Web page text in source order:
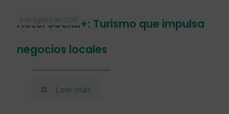
5 de agosto de 2026
Hotel Social+: Turismo que impulsa
negocios locales
Leer más